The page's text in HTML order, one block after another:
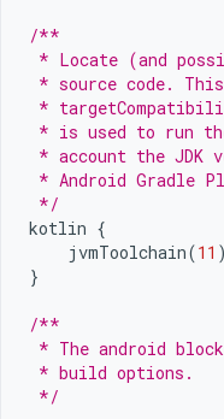
/**
* Locate (and
* source code.
*
* is used to run
* account the JDK
* Android Gradle
*/
kotlin {
jvmToolchain(11 )
}
/**
* The android
* build options.
*/